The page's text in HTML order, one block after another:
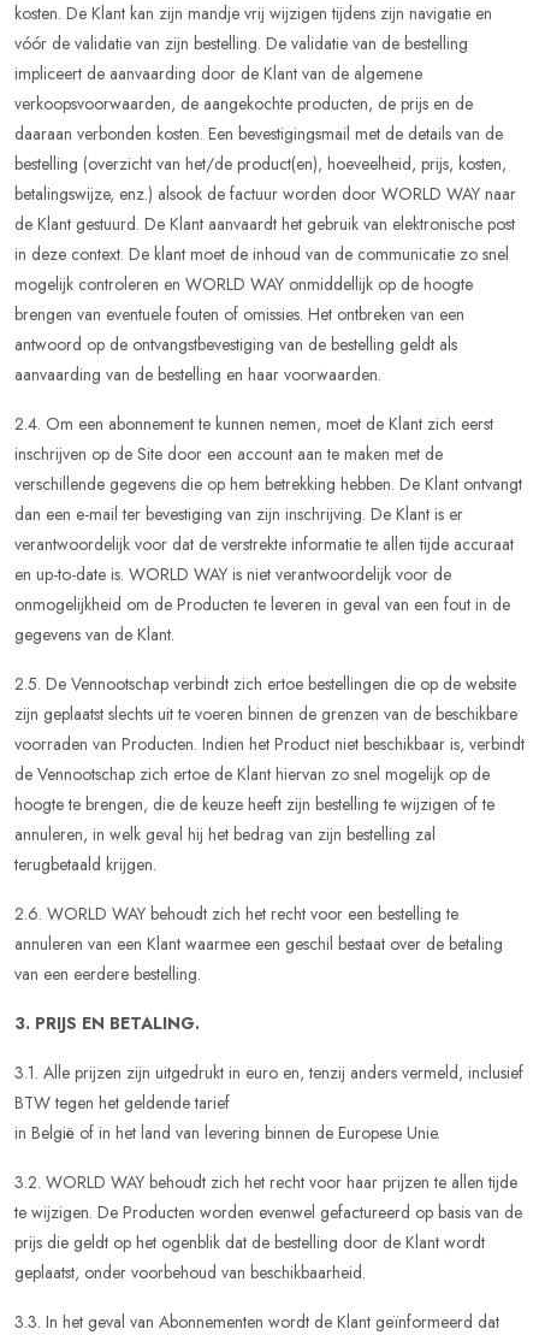
kosten. De Klant kan zijn mandje vrij wijzigen tijdens zijn navigatie en
vóór de validatie van zijn bestelling. De validatie van de bestelling
impliceert de aanvaarding door de Klant van de algemene
verkoopsvoorwaarden, de aangekochte producten, de prijs en de
daaraan verbonden kosten. Een bevestigingsmail met de details van de
bestelling (overzicht van het/de product(en), hoeveelheid, prijs, kosten,
betalingswijze, enz.) alsook de factuur worden door WORLD WAY naar
de Klant gestuurd. De Klant aanvaardt het gebruik van elektronische post
in deze context. De klant moet de inhoud van de communicatie zo snel
mogelijk controleren en WORLD WAY onmiddellijk op de hoogte
brengen van eventuele fouten of omissies. Het ontbreken van een
antwoord op de ontvangstbevestiging van de bestelling geldt als
aanvaarding van de bestelling en haar voorwaarden.
2.4. Om een abonnement te kunnen nemen, moet de Klant zich eerst
inschrijven op de Site door een account aan te maken met de
verschillende gegevens die op hem betrekking hebben. De Klant ontvangt
dan een e-mail ter bevestiging van zijn inschrijving. De Klant is er
verantwoordelijk voor dat de verstrekte informatie te allen tijde accuraat
en up-to-date is. WORLD WAY is niet verantwoordelijk voor de
onmogelijkheid om de Producten te leveren in geval van een fout in de
gegevens van de Klant.
2.5. De Vennootschap verbindt zich ertoe bestellingen die op de website
zijn geplaatst slechts uit te voeren binnen de grenzen van de beschikbare
voorraden van Producten. Indien het Product niet beschikbaar is, verbindt
de Vennootschap zich ertoe de Klant hiervan zo snel mogelijk op de
hoogte te brengen, die de keuze heeft zijn bestelling te wijzigen of te
annuleren, in welk geval hij het bedrag van zijn bestelling zal
terugbetaald krijgen.
2.6. WORLD WAY behoudt zich het recht voor een bestelling te
annuleren van een Klant waarmee een geschil bestaat over de betaling
van een eerdere bestelling.
3. PRIJS EN BETALING.
3.1. Alle prijzen zijn uitgedrukt in euro en, tenzij anders vermeld, inclusief
BTW tegen het geldende tarief
in België of in het land van levering binnen de Europese Unie.
3.2. WORLD WAY behoudt zich het recht voor haar prijzen te allen tijde
te wijzigen. De Producten worden evenwel gefactureerd op basis van de
prijs die geldt op het ogenblik dat de bestelling door de Klant wordt
geplaatst, onder voorbehoud van beschikbaarheid.
3.3. In het geval van Abonnementen wordt de Klant geïnformeerd dat